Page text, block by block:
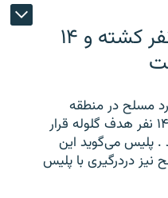
تیراندازی در تورنتو یک نفر کشته و ۱۴
مسلح در منطقه
مرکزی تورنتو ،‌بزرگترین شهر کانادا،۱۴ نفر هدف گلوله قرار
. پلیس می‌گوید این
دردرگیری با پلیس